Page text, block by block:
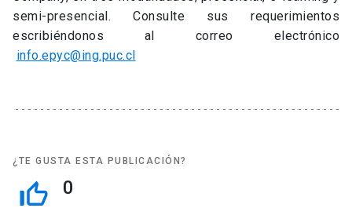
semi-presencial. Consulte sus requerimientos
escribiéndonos al correo electrónico
info.epyc@ing.puc.cl
¿TE GUSTA ESTA PUBLICACIÓN?
thumb_up_off_alt 0